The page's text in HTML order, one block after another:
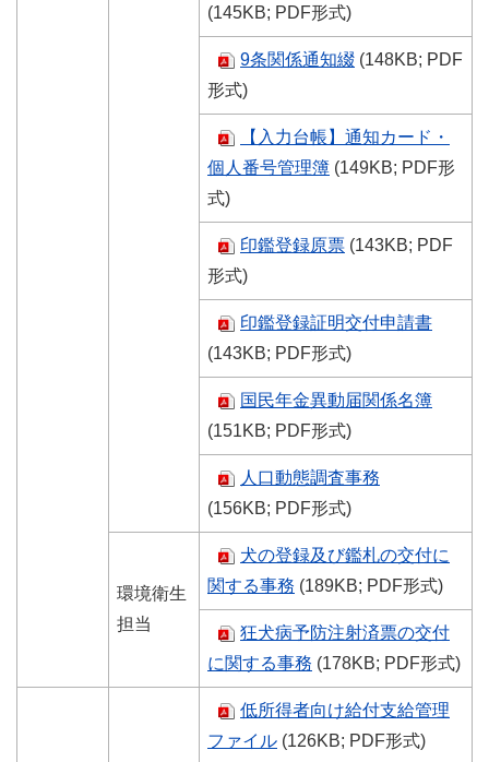
(145KB; PDF形式)
9条関係通知綴 (148KB; PDF
形式)
【入力台帳】通知カード・
個人番号管理簿 (149KB; PDF形
式)
印鑑登録原票 (143KB; PDF
形式)
印鑑登録証明交付申請書
(143KB; PDF形式)
国民年金異動届関係名簿
(151KB; PDF形式)
人口動態調査事務
(156KB; PDF形式)
環境衛生
担当
犬の登録及び鑑札の交付に
関する事務 (189KB; PDF形式)
狂犬病予防注射済票の交付
に関する事務 (178KB; PDF形式)
低所得者向け給付支給管理
ファイル (126KB; PDF形式)